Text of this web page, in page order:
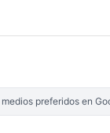
preferidos en